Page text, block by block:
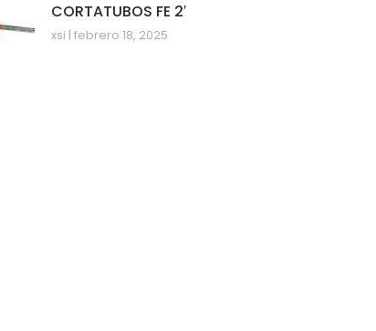
CORTATUBOS FE 2′
xsi febrero 18, 2025